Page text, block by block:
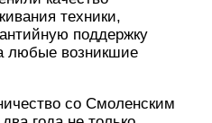
техники,
поддержку
любые возникшие
со Смоленским